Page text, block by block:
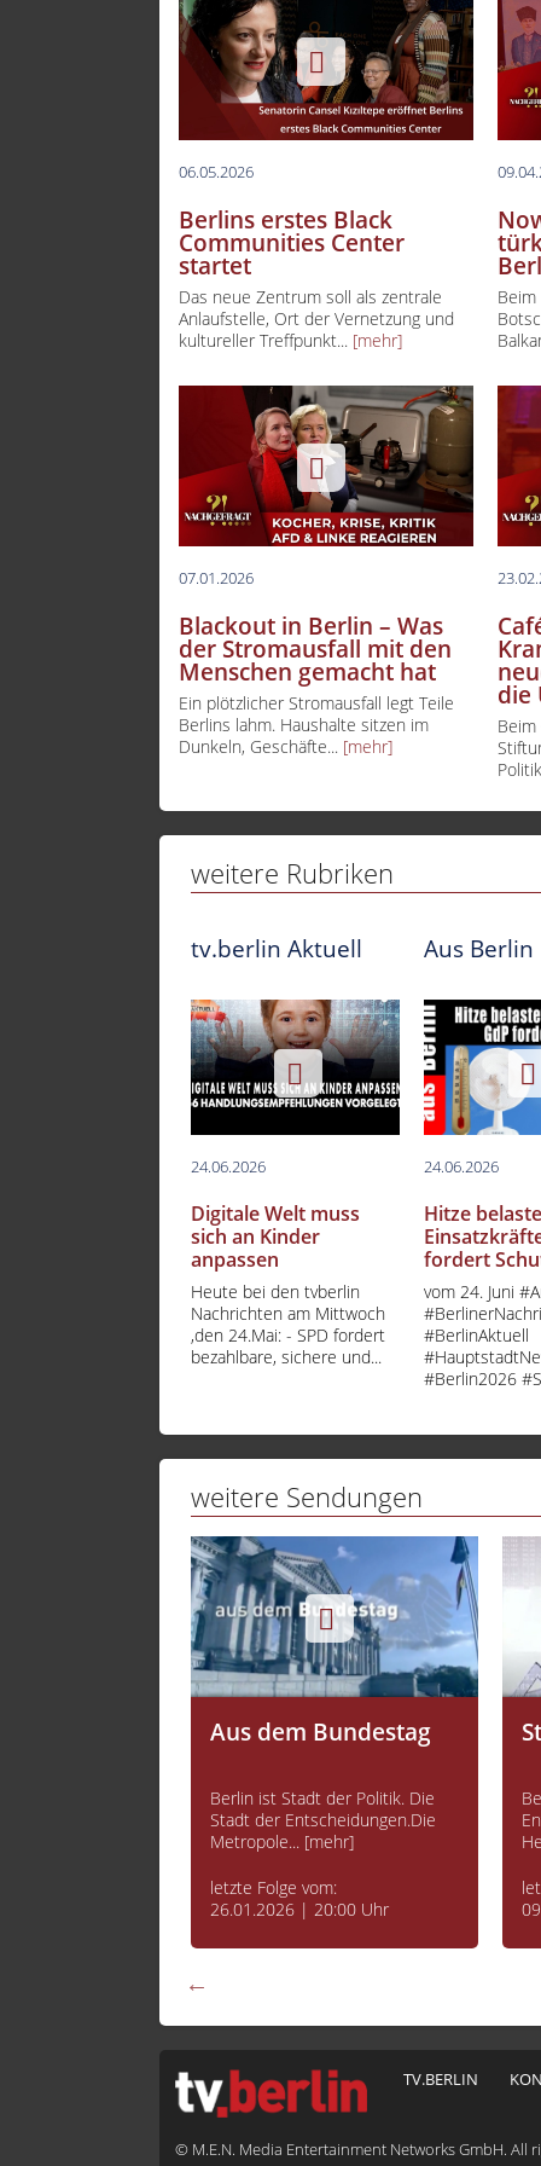
06.05.2026
Berlins erstes Black
Communities Center
startet
Das neue Zentrum soll als zentrale
Anlaufstelle, Ort der Vernetzung und
kultureller Treffpunkt... [mehr]
07.01.2026
Blackout in Berlin – Was
der Stromausfall mit den
Menschen gemacht hat
Ein plötzlicher Stromausfall legt Teile
Berlins lahm. Haushalte sitzen im
Dunkeln, Geschäfte... [mehr]
die
Beim
weitere Rubriken
tv.berlin Aktuell
24.06.2026
Digitale Welt muss
sich an Kinder
anpassen
Heute bei den tvberlin
Nachrichten am Mittwoch
,den 24.Mai: - SPD fordert
bezahlbare, sichere und...
Aus Berlin
24.06.2026
Hitze
fordert
vom 24. Juni
#BerlinAktuell
#Berlin2026
weitere Sendungen
Aus dem Bundestag
Berlin ist Stadt der Politik. Die
Stadt der Entscheidungen.Die
Metropole... [mehr]
letzte Folge vom:
26.01.2026 | 20:00 Uhr
TV.BERLIN
© M.E.N. Media Entertainment Networks GmbH. All